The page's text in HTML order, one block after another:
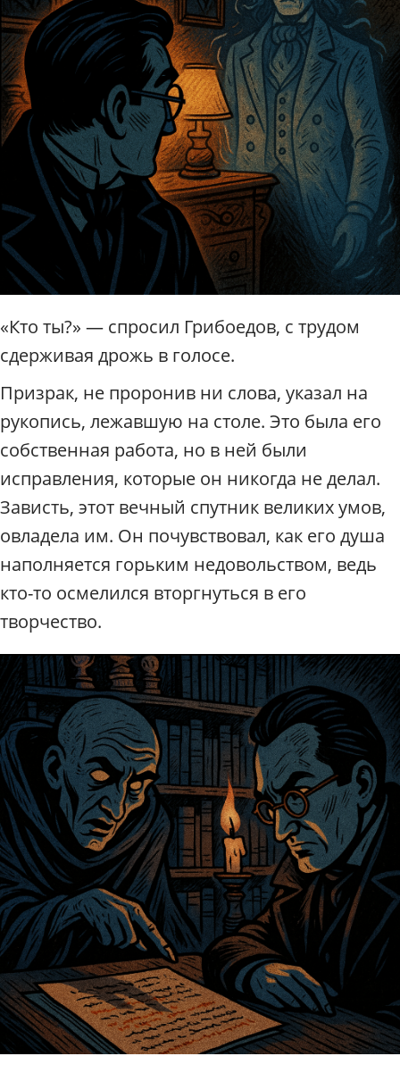
«Кто ты?» — спросил Грибоедов, с трудом
сдерживая дрожь в голосе.
Призрак, не проронив ни слова, указал на
рукопись, лежавшую на столе. Это была его
собственная работа, но в ней были
исправления, которые он никогда не делал.
Зависть, этот вечный спутник великих умов,
овладела им. Он почувствовал, как его душа
наполняется горьким недовольством, ведь
кто-то осмелился вторгнуться в его
творчество.